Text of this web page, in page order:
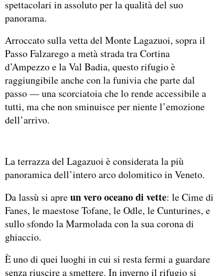
spettacolari in assoluto per la qualità del suo
panorama.
Arroccato sulla vetta del Monte Lagazuoi, sopra il
Passo Falzarego a metà strada tra Cortina
d’Ampezzo e la Val Badia, questo rifugio è
raggiungibile anche con la funivia che parte dal
passo — una scorciatoia che lo rende accessibile a
tutti, ma che non sminuisce per niente l’emozione
dell’arrivo.
La terrazza del Lagazuoi è considerata la più
panoramica dell’intero arco dolomitico in Veneto.
Da lassù si apreun vero oceano di vette: le Cime di
Fanes, le maestose Tofane, le Odle, le Cunturines, e
sullo sfondo la Marmolada con la sua corona di
ghiaccio.
È uno di quei luoghi in cui si resta fermi a guardare
senza riuscire a smettere. In inverno il rifugio si